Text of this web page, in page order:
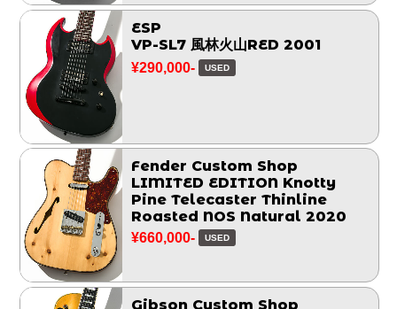
ESP
VP-SL7 風林火山RED 2001
¥290,000- USED
Fender Custom Shop
LIMITED EDITION Knotty
Pine Telecaster Thinline
Roasted NOS Natural 2020
¥660,000- USED
Gibson Custom Shop